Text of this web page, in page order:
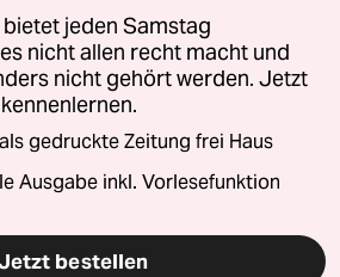
jeden Samstag
nicht allen recht macht und
nicht gehört werden. Jetzt
gedruckte Zeitung frei Haus
Ausgabe inkl. Vorlesefunktion
bestellen